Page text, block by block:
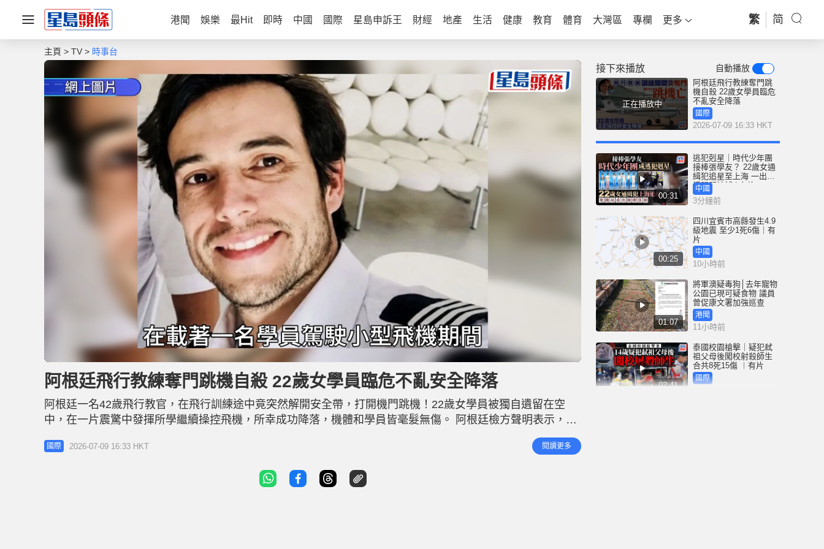
港聞 娛樂 最Hit 即時 中國 國際 星島申訴王 財經 地產 生活 健康 教育 體育 大灣區 專欄 更多 繁 简
主頁 TV 時事台
n
u
t
e
o
d
e
d
5
9
9
阿根廷飛行教練奪門跳機自殺 22歲女學員臨危不亂安全降落
阿根廷一名42歲飛行教官，在飛行訓練途中竟突然解開安全帶，打開機門跳機！22歲女學員被獨自遺留在空
中，在一片震驚中發揮所學繼續操控飛機，所幸成功降落，機體和學員皆毫髮無傷。 阿根廷檢方聲明表示，事
發於上周六，地點位於阿根廷中部托雷多（Toledo）。42歲飛行教官貝爾塔佐（Leandro Andrés Bertazzo）作
出此驚人舉動後身亡。當時他正駕駛一架塞斯納150（Cessna 150）小型
國際 2026-07-09 16:33 HKT 閱讀更多
接下來播放 自動播放
正在播放中
阿根廷飛行教練奪門跳
機自殺 22歲女學員臨危
不亂安全降落
國際
2026-07-09 16:33 HKT
00:31
逃犯剋星｜時代少年團
接棒張學友？ 22歲女通
緝犯追星至上海 一出地
鐵閘即被捕 | 有片
中國
3分鐘前
00:25
四川宜賓市高縣發生4.9
級地震 至少1死6傷｜有
片
中國
10小時前
01:07
將軍澳疑毒狗│去年寵物
公園已現可疑食物 議員
曾促康文署加強巡查
港聞
11小時前
02:41
泰國校園槍擊｜疑犯弒
祖父母後闖校射殺師生
合共8死15傷 ︱有片
國際